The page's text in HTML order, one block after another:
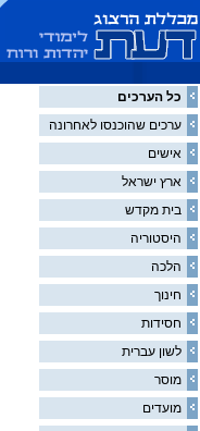
כל הערכים
ערכים שהוכנסו לאחרונה
אישים
ארץ ישראל
בית מקדש
היסטוריה
הלכה
חינוך
חסידות
לשון עברית
מוסר
מועדים